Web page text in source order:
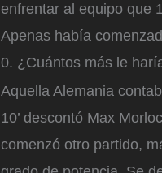
enfrentar al equipo que
Apenas había
0. ¿Cuántos más le
Aquella Alemania
10’ descontó Max
comenzó otro partido,